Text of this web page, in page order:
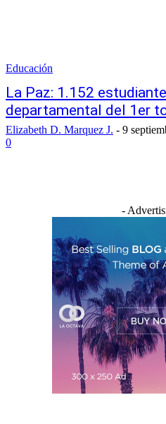
Educación
La Paz: 1.152
departamental del 1er
Elizabeth D. Marquez J. - 9
0
-